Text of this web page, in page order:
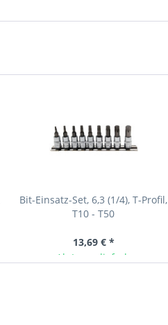
Bit-Einsatz-Set, 6,3 (1/4), T-Profil,
T10 - T50
13,69 € *
Ab Lager lieferbar